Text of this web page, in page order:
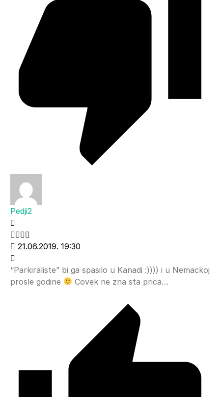
Pedji2
21.06.2019. 19:30
“Parkiraliste” bi ga spasilo u Kanadi :)))) i u Nemackoj
prosle godine
Covek ne zna sta prica…